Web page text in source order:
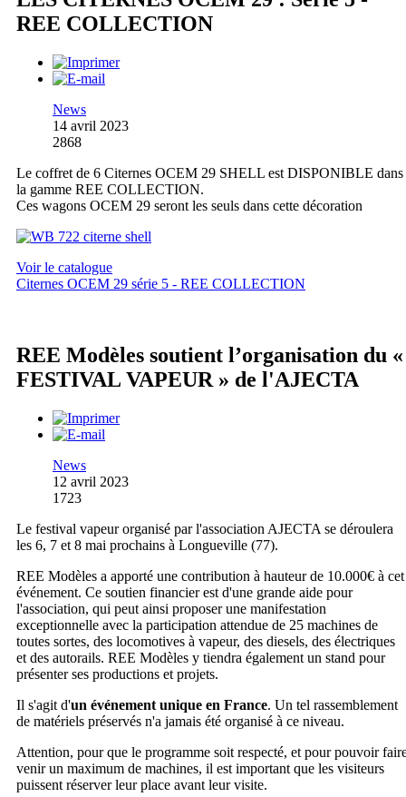
REE COLLECTION
News
14 avril 2023
2868
Le coffret de 6 Citernes OCEM 29 SHELL est DISPONIBLE dans
la gamme REE COLLECTION.
Ces wagons OCEM 29 seront les seuls dans cette décoration
Voir le catalogue
Citernes OCEM 29 série 5 - REE COLLECTION
REE Modèles soutient l’organisation du «
FESTIVAL VAPEUR » de l'AJECTA
News
12 avril 2023
1723
Le festival vapeur organisé par l'association AJECTA se déroulera
les 6, 7 et 8 mai prochains à Longueville (77).
REE Modèles a apporté une contribution à hauteur de 10.000€ à cet
événement. Ce soutien financier est d'une grande aide pour
l'association, qui peut ainsi proposer une manifestation
exceptionnelle avec la participation attendue de 25 machines de
toutes sortes, des locomotives à vapeur, des diesels, des électriques
et des autorails. REE Modèles y tiendra également un stand pour
présenter ses productions et projets.
Il s'agit d'un événement unique en France. Un tel rassemblement
de matériels préservés n'a jamais été organisé à ce niveau.
Attention, pour que le programme soit respecté, et pour pouvoir
venir un maximum de machines, il est important que les visiteurs
puissent réserver leur place avant leur visite.